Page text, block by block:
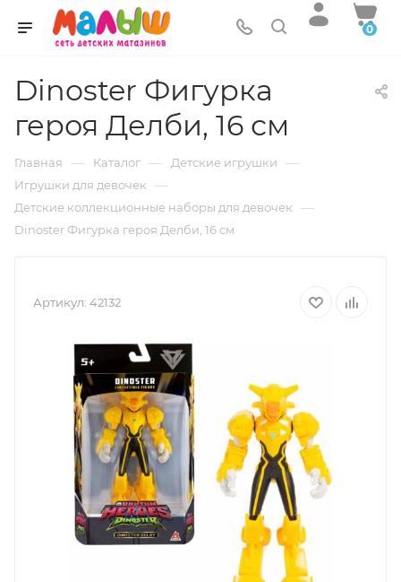
0
Dinoster Фигурка
героя Делби, 16 см
Главная — Каталог — Детские игрушки —
Игрушки для девочек —
Детские коллекционные наборы для девочек —
Dinoster Фигурка героя Делби, 16 см
Артикул: 42132